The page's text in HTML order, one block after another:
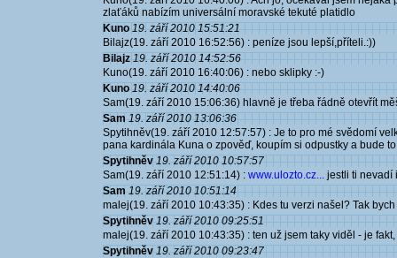
zlaťáků nabízím universální moravské tekuté platidlo
Kuno 19. září 2010 15:51:21
Bilajz(19. září 2010 16:52:56) : peníze jsou lepší,příteli.:))
Bilajz 19. září 2010 14:52:56
Kuno(19. září 2010 16:40:06) : nebo sklipky :-)
Kuno 19. září 2010 14:40:06
Sam(19. září 2010 15:06:36) hlavně je třeba řádně otevřít
Sam 19. září 2010 13:06:36
Spytihněv(19. září 2010 12:57:57) : Je to pro mé svědomí
pana kardinála Kuna o zpověď, koupím si odpustky a bude
Spytihněv 19. září 2010 10:57:57
Sam(19. září 2010 12:51:14) : www.ulozto.cz... jestli ti nevadí
Sam 19. září 2010 10:51:14
malej(19. září 2010 10:43:35) : Kdes tu verzi našel? Tak
Spytihněv 19. září 2010 09:25:51
malej(19. září 2010 10:43:35) : ten už jsem taky viděl - je
Spytihněv 19. září 2010 09:23:47